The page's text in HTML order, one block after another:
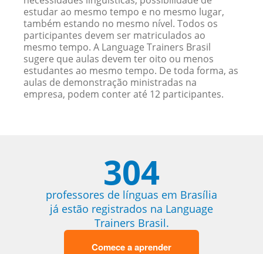
estudar ao mesmo tempo e no mesmo lugar,
também estando no mesmo nível. Todos os
participantes devem ser matriculados ao
mesmo tempo. A Language Trainers Brasil
sugere que aulas devem ter oito ou menos
estudantes ao mesmo tempo. De toda forma, as
aulas de demonstração ministradas na
empresa, podem conter até 12 participantes.
304
professores de línguas em Brasília
já estão registrados na Language
Trainers Brasil.
Comece a aprender